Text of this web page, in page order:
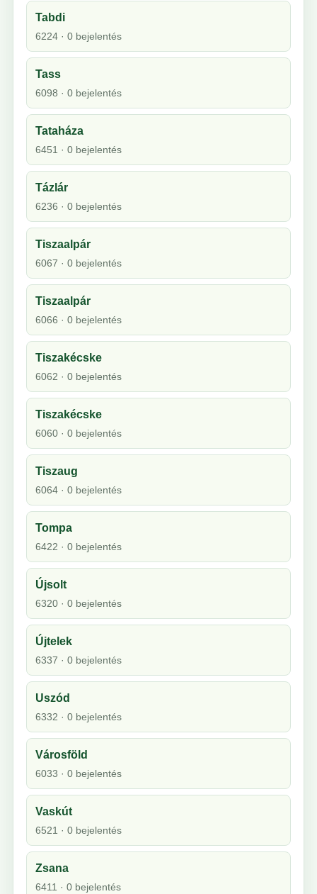
Tabdi
6224 · 0 bejelentés
Tass
6098 · 0 bejelentés
Tataháza
6451 · 0 bejelentés
Tázlár
6236 · 0 bejelentés
Tiszaalpár
6067 · 0 bejelentés
Tiszaalpár
6066 · 0 bejelentés
Tiszakécske
6062 · 0 bejelentés
Tiszakécske
6060 · 0 bejelentés
Tiszaug
6064 · 0 bejelentés
Tompa
6422 · 0 bejelentés
Újsolt
6320 · 0 bejelentés
Újtelek
6337 · 0 bejelentés
Uszód
6332 · 0 bejelentés
Városföld
6033 · 0 bejelentés
Vaskút
6521 · 0 bejelentés
Zsana
6411 · 0 bejelentés